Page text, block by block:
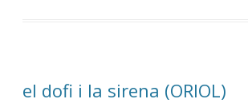
el dofi i la sirena (ORIOL)